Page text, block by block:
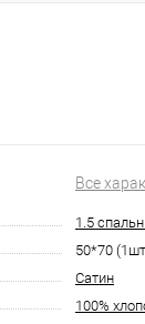
Все
1.5
50*70
Сатин
100%